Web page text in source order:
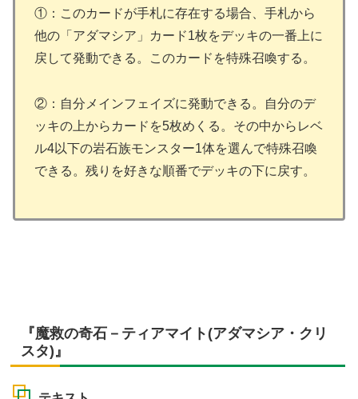
①：このカードが手札に存在する場合、手札から
他の「アダマシア」カード1枚をデッキの一番上に
戻して発動できる。このカードを特殊召喚する。
②：自分メインフェイズに発動できる。自分のデ
ッキの上からカードを5枚めくる。その中からレベ
ル4以下の岩石族モンスター1体を選んで特殊召喚
できる。残りを好きな順番でデッキの下に戻す。
『魔救の奇石－ティアマイト(アダマシア・クリ
スタ)』